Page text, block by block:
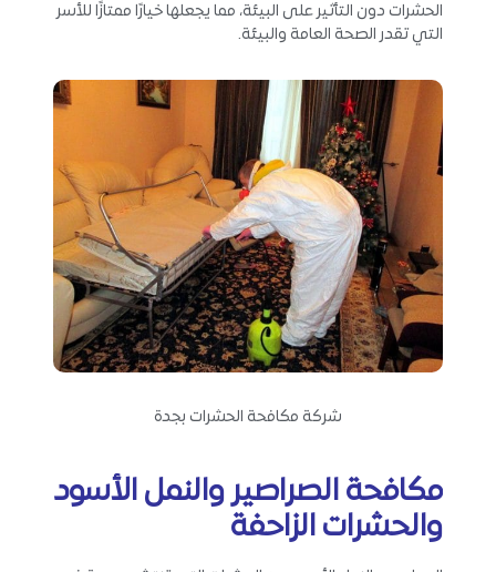
الحشرات دون التأثير على البيئة، مما يجعلها خيارًا ممتازًا للأسر
التي تقدر الصحة العامة والبيئة.
شركة مكافحة الحشرات بجدة
مكافحة الصراصير والنمل الأسود
والحشرات الزاحفة